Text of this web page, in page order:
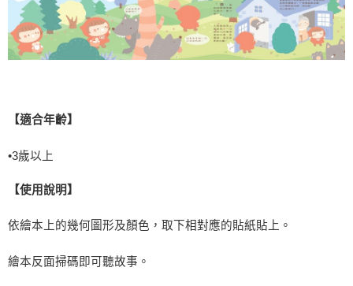
【適合年齡】
•3歲以上
【使用說明】
依繪本上的幾何圖形及顏色，取下相對應的貼紙貼上。
繪本反面掃碼即可聽故事。